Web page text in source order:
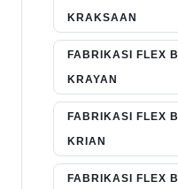
KRAKSAAN
FABRIKASI FLEX
KRAYAN
FABRIKASI FLEX
KRIAN
FABRIKASI FLEX